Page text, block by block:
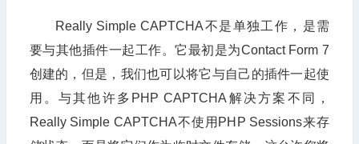
Really Simple CAPTCHA不是单独工作，是需
要与其他插件一起工作。它最初是为Contact Form 7
创建的，但是，我们也可以将它与自己的插件一起使
用。与其他许多PHP CAPTCHA解决方案不同，
Really Simple CAPTCHA不使用PHP Sessions来存